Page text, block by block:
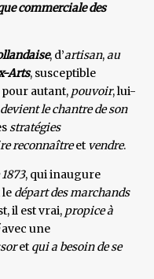
commerciale des
, d’artisan,au
Arts, susceptible
pour autant, pouvoir, lui-
lechantre de son
stratégies
reconnaîtreet vendre.
, qui inaugure
départ des marchands
il est vrai, propice à
avec une
et qui a besoin de se